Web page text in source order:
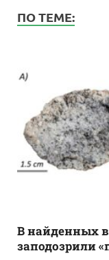
ПО ТЕМЕ:
В найденных
заподозрили